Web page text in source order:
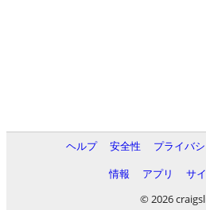
ヘルプ 安全性 プライバ
情報
アプリ
サ
© 2026